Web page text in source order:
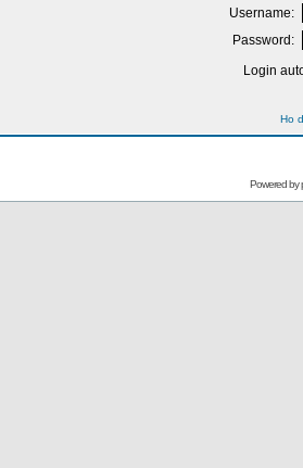
Username:
Password:
Login
Ho
Powered by